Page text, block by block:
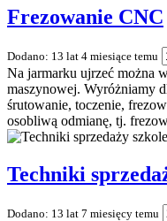
Frezowanie CNC
Dodano: 13 lat 4 miesiące temu
Na jarmarku ujrzeć można
maszynowej. Wyróżniamy
śrutowanie, toczenie,
osobliwą odmianę, tj.
Techniki
Dodano: 13 lat 7 miesięcy temu